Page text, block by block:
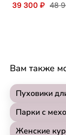
39 300 ₽ 48
Вам также
Пуховики
Парки с
Женские